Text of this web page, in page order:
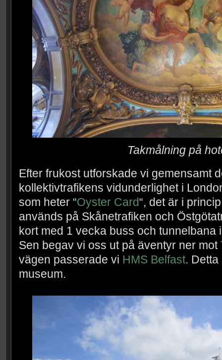
Takmålning på
Efter frukost utforskade vi gemensamt
kollektivtrafikens vidunderlighet i
som heter “Oyster Card“, det är i
används på Skånetrafiken och
kort med 1 vecka buss och tunnelbana
Sen begav vi oss ut på äventyr ner mot
vägen passerade vi HMS Belfast. Detta
museum.